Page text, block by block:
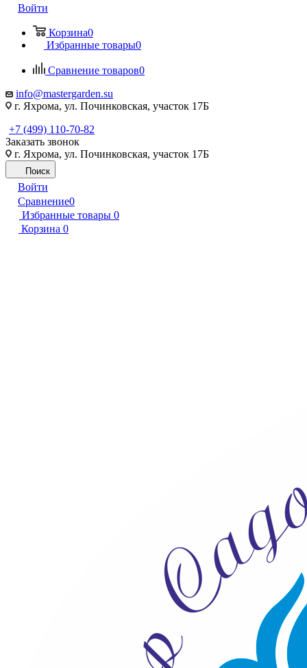
Войти
Корзина0
Избранные товары0
Сравнение товаров0
info@mastergarden.su
г. Яхрома, ул. Починковская, участок 17Б
+7 (499) 110-70-82
Заказать звонок
г. Яхрома, ул. Починковская, участок 17Б
Поиск
Войти
Сравнение0
Избранные товары 0
Корзина 0